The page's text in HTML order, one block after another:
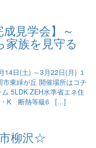
見学会】～
族を見守る
日(土) ～3月22日(月) １
東緑が丘 開催場所はコチ
5LDK ZEH水準省エネ住
・K 断熱等級6 […]
市柳沢☆